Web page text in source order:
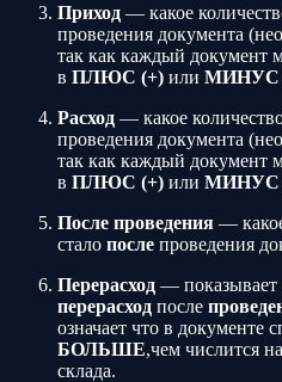
Приход — какое
проведения документа
так как каждый документ
в ПЛЮС (+) или МИНУС
Расход — какое
проведения документа
так как каждый документ
в ПЛЮС (+) или МИНУС
После проведения —
стало после проведения
Перерасход — показывает
перерасход после
означает что в документе
БОЛЬШЕ,чем числится на
склада.